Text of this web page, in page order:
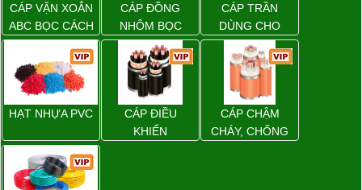
CÁP VẶN XOẮN
ABC BỌC CÁCH
ĐIỆN XLPE
CÁP ĐỒNG
NHÔM BỌC
CÁP TRẦN
DÙNG CHO
ĐƯỜNG DÂY
TẢI ĐIỆN TRÊN
KHÔNG
HẠT NHỰA PVC
CÁP ĐIỀU
KHIỂN
CÁP CHẬM
CHÁY, CHỐNG